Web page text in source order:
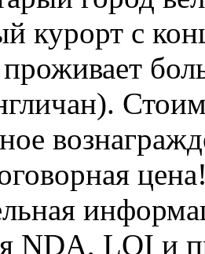
курорт с
NDA, LOI и